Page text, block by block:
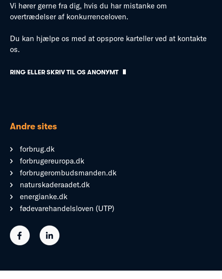
Vi hører gerne fra dig, hvis du har mistanke om
overtrædelser af konkurrenceloven.
Du kan hjælpe os med at opspore karteller ved at kontakte
os.
RING ELLER SKRIV TIL OS ANONYMT
Andre sites
forbrug.dk
forbrugereuropa.dk
forbrugerombudsmanden.dk
naturskaderaadet.dk
energianke.dk
fødevarehandelsloven (UTP)